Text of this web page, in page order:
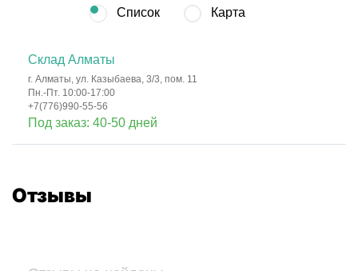
Список Карта
Склад Алматы
г. Алматы, ул. Казыбаева, 3/3, пом. 11
Пн.-Пт. 10:00-17:00
+7(776)990-55-56
Под заказ: 40-50 дней
Отзывы